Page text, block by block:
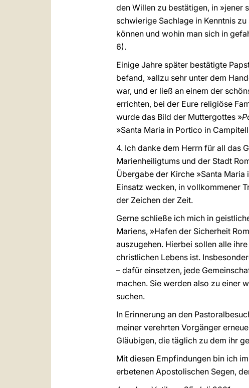
den Willen zu bestätigen, in »jener
schwierige Sachlage in Kenntnis
können und wohin man sich in
6).
Einige Jahre später bestätigte
befand, »allzu sehr unter dem
war, und er ließ an einem der
errichten, bei der Eure religiöse
wurde das Bild der Muttergottes »
»Santa Maria in Portico in
4. Ich danke dem Herrn für all das
Marienheiligtums und der Stadt
Übergabe der Kirche »Santa
Einsatz wecken, in vollkommener
der Zeichen der Zeit.
Gerne schließe ich mich in
Mariens, »Hafen der Sicherheit
auszugehen. Hierbei sollen alle
christlichen Lebens ist.
– dafür einsetzen, jede
machen. Sie werden also zu einer
suchen.
In Erinnerung an den
meiner verehrten Vorgänger
Gläubigen, die täglich zu dem ihr
Mit diesen Empfindungen bin ich
erbetenen Apostolischen Segen,